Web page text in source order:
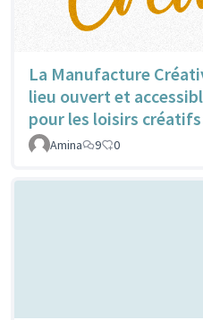
La Manufacture
lieu ouvert et
pour les loisirs créatifs
Amina
9 0